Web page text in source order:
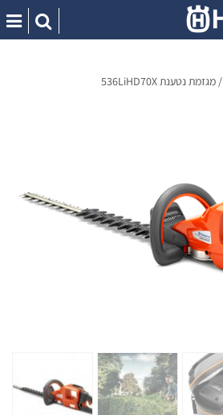
/ מגזמת נטענת 536LiHD70X